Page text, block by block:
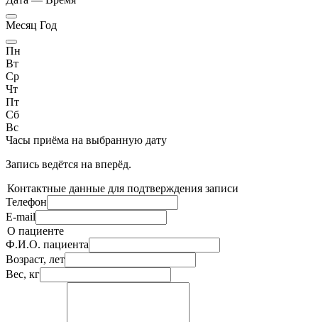
Месяц Год
Пн
Вт
Ср
Чт
Пт
Сб
Вс
Часы приёма на выбранную дату
Запись ведётся на вперёд.
Контактные данные для подтверждения записи
Телефон
E-mail
О пациенте
Ф.И.О. пациента
Возраст, лет
Вес, кг